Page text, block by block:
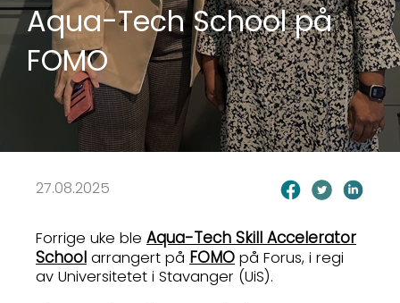
Aqua-Tech School på
FOMO
27.08.2025
Forrige uke ble Aqua-Tech Skill Accelerator
School arrangert på FOMO på Forus, i regi
av Universitetet i Stavanger (UiS).